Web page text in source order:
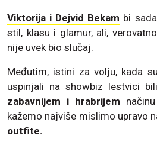
Viktorija i Dejvid Bekam bi
stil, klasu i glamur, ali,
nije uvek bio slučaj.
Međutim, istini za volju, kada
uspinjali na showbiz lestvici
zabavnijem i hrabrijem
kažemo najviše mislimo upravo
outfite.